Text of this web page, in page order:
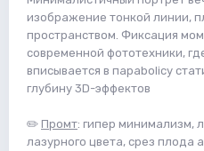
изображение тонкой линии,
пространством. Фиксация
современной фототехники,
вписывается в парabolicу
глубину 3D-эффектов
✏️ Промт: гипер минимализм,
лазурного цвета, срез плода